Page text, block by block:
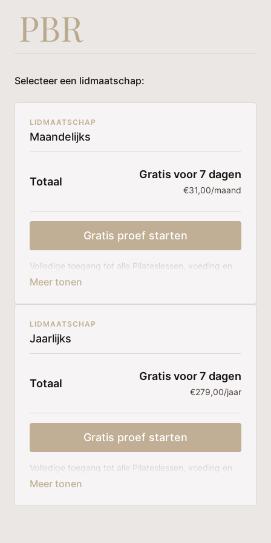
Selecteer een lidmaatschap:
LIDMAATSCHAP
Maandelijks
Totaal
Gratis voor 7 dagen
€31,00/maand
Gratis proef starten
Volledige toegang tot alle Pilateslessen, voeding en
ondersteuning.
LIDMAATSCHAP
Jaarlijks
Totaal
Gratis voor 7 dagen
€279,00/jaar
Gratis proef starten
Volledige toegang tot alle Pilateslessen, voeding en
ondersteuning. Jaarlijks opzegbaar.